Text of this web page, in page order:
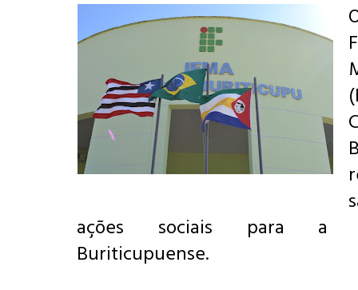
ações sociais para a
Buriticupuense.